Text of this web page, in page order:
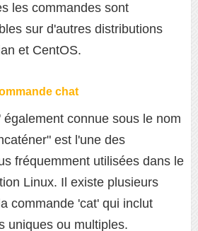
les commandes sont
sur d'autres distributions
et CentOS.
chat
connue sous le nom
est l'une des
fréquemment utilisées dans le
Linux. Il existe plusieurs
commande 'cat' qui inclut
uniques ou multiples.